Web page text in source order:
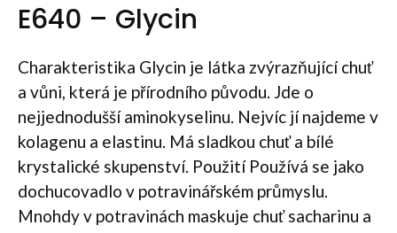
E640 – Glycin
Charakteristika Glycin je látka zvýrazňující chuť
a vůni, která je přírodního původu. Jde o
nejjednodušší aminokyselinu. Nejvíc jí najdeme v
kolagenu a elastinu. Má sladkou chuť a bílé
krystalické skupenství. Použití Používá se jako
dochucovadlo v potravinářském průmyslu.
Mnohdy v potravinách maskuje chuť sacharinu a